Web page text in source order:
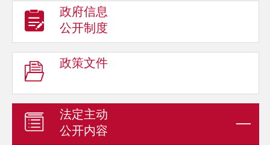
政府信息
公开制度
政策文件
法定主动
公开内容